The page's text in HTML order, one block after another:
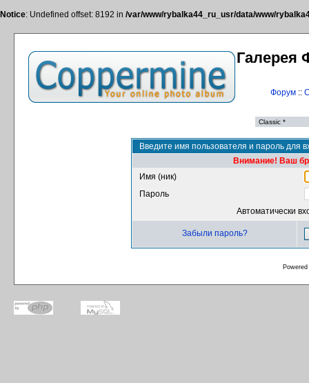
Notice: Undefined offset: 8192 in /var/www/rybalka44_ru_usr/data/www/
Галерея
Форум::
Введите имя пользователя и пароль для
Внимание! Ваш
Имя (ник)
Пароль
Автоматически
Забыли пароль?